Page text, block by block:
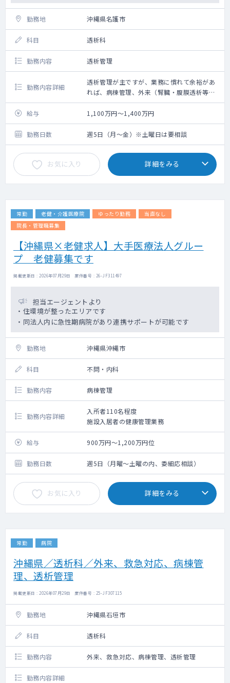
勤務地 沖縄県名護市
科目 透析科
勤務内容 透析管理
勤務内容詳細
透析管理が主ですが、業務に慣れて余裕があ
れば、病棟管理、外来（腎臓・腹膜透析等）
もお願いしたいです
給与
1,100万円～1,400万円
勤務日数 週5日（月～金）※土曜日は要相談
お気に入り 詳細をみる
常勤 老健・介護医療院 ゆったり勤務
当直なし
院長・管理職募集
【沖縄県×老健求人】大手医療法人グルー
プ 老健募集です
掲載更新日 : 2026年07月29日 案件番号 : 26-JF311497
担当エージェントより
・住環境が整ったエリアです
・同法人内に急性期病院があり連携サポートが可能です
勤務地 沖縄県沖縄市
科目 不問・内科
勤務内容 病棟管理
勤務内容詳細
入所者110名程度
施設入居者の健康管理業務
給与 900万円～1,200万円位
勤務日数 週5日（月曜～土曜の内、委細応相談）
お気に入り 詳細をみる
常勤 病院
沖縄県／透析科／外来、救急対応、病棟管
理、透析管理
掲載更新日 : 2026年07月29日 案件番号 : 25-JF307115
勤務地 沖縄県石垣市
科目 透析科
勤務内容 外来、救急対応、病棟管理、透析管理
勤務内容詳細